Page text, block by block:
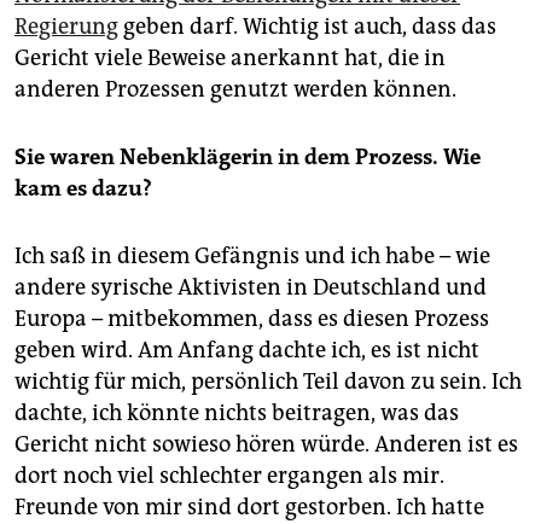
Regierung geben darf. Wichtig ist auch, dass das
Gericht viele ­Beweise anerkannt hat, die in
anderen Prozessen genutzt werden können.
Sie waren Nebenklägerin in dem Prozess. Wie
kam es dazu?
Ich saß in diesem Gefängnis und ich habe – wie
andere syrische Aktivisten in Deutschland und
Europa – mitbekommen, dass es diesen Prozess
geben wird. Am Anfang dachte ich, es ist nicht
wichtig für mich, persönlich Teil davon zu sein. Ich
dachte, ich könnte nichts beitragen, was das
Gericht nicht sowieso hören würde. Anderen ist es
dort noch viel schlechter ergangen als mir.
Freunde von mir sind dort gestorben. Ich hatte